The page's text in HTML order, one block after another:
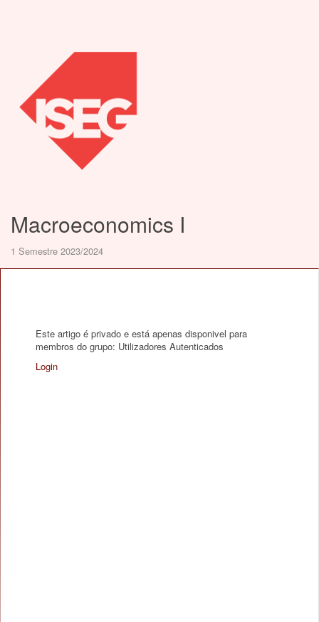
Macroeconomics I
1 Semestre 2023/2024
Este artigo é privado e está apenas disponivel para
membros do grupo: Utilizadores Autenticados
Login